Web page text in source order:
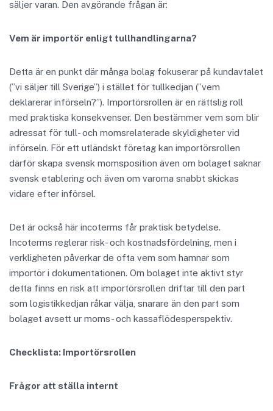
säljer varan. Den avgörande frågan är:
Vem är importör enligt tullhandlingarna?
Detta är en punkt där många bolag fokuserar på kundavtalet
(”vi säljer till Sverige”) i stället för tullkedjan (”vem
deklarerar införseln?”). Importörsrollen är en rättslig roll
med praktiska konsekvenser. Den bestämmer vem som blir
adressat för tull- och momsrelaterade skyldigheter vid
införseln. För ett utländskt företag kan importörsrollen
därför skapa svensk momsposition även om bolaget saknar
svensk etablering och även om varorna snabbt skickas
vidare efter införsel.
Det är också här incoterms får praktisk betydelse.
Incoterms reglerar risk- och kostnadsfördelning, men i
verkligheten påverkar de ofta vem som hamnar som
importör i dokumentationen. Om bolaget inte aktivt styr
detta finns en risk att importörsrollen driftar till den part
som logistikkedjan råkar välja, snarare än den part som
bolaget avsett ur moms- och kassaflödesperspektiv.
Checklista: Importörsrollen
Frågor att ställa internt